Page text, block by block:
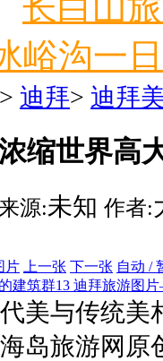
峪沟一
> 迪拜> 迪拜
世界高
来源:未知 作者:
片 上一张 下一张 自动 /
迪拜旅游图
美与传统美
岛旅游网原